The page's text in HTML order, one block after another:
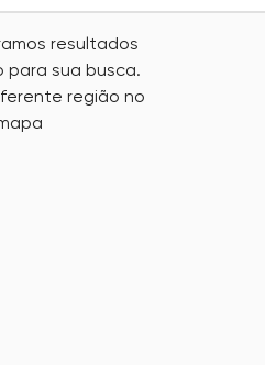
resultados
para sua busca.
região no